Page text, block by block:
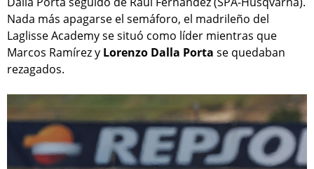
Nada más apagarse el semáforo, el madrileño del
Laglisse Academy se situó como líder mientras que
Marcos Ramírez y Lorenzo Dalla Porta se quedaban
rezagados.